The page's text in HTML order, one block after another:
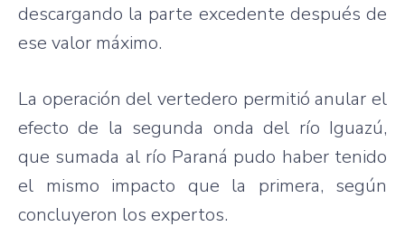
descargando la parte excedente después de
ese valor máximo.
La operación del vertedero permitió anular el
efecto de la segunda onda del río Iguazú,
que sumada al río Paraná pudo haber tenido
el mismo impacto que la primera, según
concluyeron los expertos.